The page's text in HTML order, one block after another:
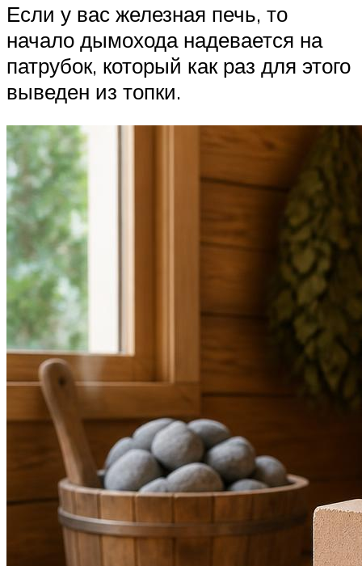
Если у вас железная печь, то
начало дымохода надевается на
патрубок, который как раз для этого
выведен из топки.